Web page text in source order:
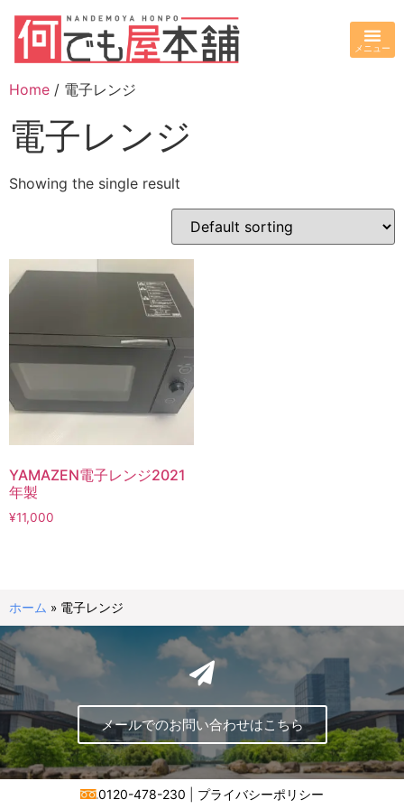
Home / 電子レンジ
電子レンジ
Showing the single result
YAMAZEN電子レンジ2021
年製
¥11,000
ホーム » 電子レンジ
メールでのお問い合わせはこちら
0120-478-230 プライバシーポリシー